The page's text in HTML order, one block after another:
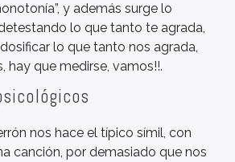
y además surge lo
lo que tanto te agrada,
lo que tanto nos agrada,
hay que medirse, vamos!!.
nos hace el típico símil, con
canción, por demasiado que nos